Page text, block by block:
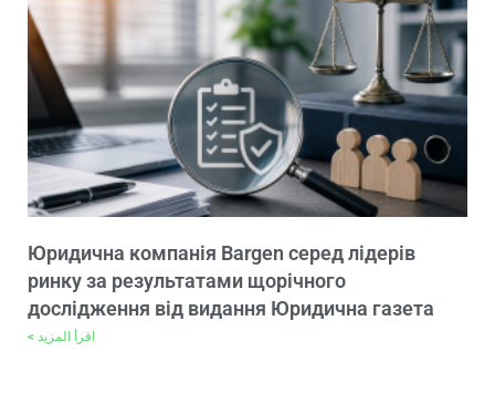
Юридична компанія Bargen серед лідерів
ринку за результатами щорічного
дослідження від видання Юридична газета
اقرأ المزيد >